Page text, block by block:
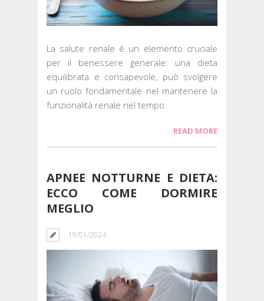
La salute renale è un elemento cruciale
per il benessere generale: una dieta
equilibrata e consapevole, può svolgere
un ruolo fondamentale nel mantenere la
funzionalità renale nel tempo.
READ MORE
APNEE NOTTURNE E DIETA:
ECCO COME DORMIRE
MEGLIO
19/01/2024